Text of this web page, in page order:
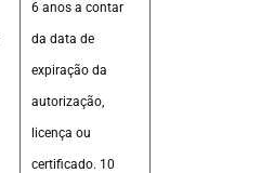
6 anos a contar
da data de
expiração da
autorização,
licença ou
certificado. 10